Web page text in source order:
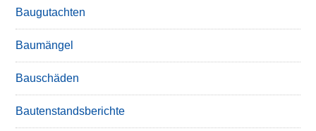
Baugutachten
Baumängel
Bauschäden
Bautenstandsberichte